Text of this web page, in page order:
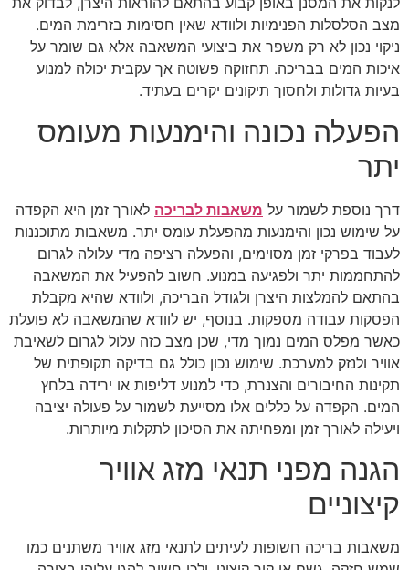
מצב הסלסלות הפנימיות ולוודא שאין חסימות בזרימת המים.
ניקוי נכון לא רק משפר את ביצועי המשאבה אלא גם שומר על
איכות המים בבריכה. תחזוקה פשוטה אך עקבית יכולה למנוע
בעיות גדולות ולחסוך תיקונים יקרים בעתיד.
הפעלה נכונה והימנעות מעומס
יתר
דרך נוספת לשמור על משאבות לבריכה לאורך זמן היא הקפדה
על שימוש נכון והימנעות מהפעלת עומס יתר. משאבות מתוכננות
לעבוד בפרקי זמן מסוימים, והפעלה רציפה מדי עלולה לגרום
להתחממות יתר ולפגיעה במנוע. חשוב להפעיל את המשאבה
בהתאם להמלצות היצרן ולגודל הבריכה, ולוודא שהיא מקבלת
הפסקות עבודה מספקות. בנוסף, יש לוודא שהמשאבה לא פועלת
כאשר מפלס המים נמוך מדי, שכן מצב כזה עלול לגרום לשאיבת
אוויר ולנזק למערכת. שימוש נכון כולל גם בדיקה תקופתית של
תקינות החיבורים והצנרת, כדי למנוע דליפות או ירידה בלחץ
המים. הקפדה על כללים אלו מסייעת לשמור על פעולה יציבה
ויעילה לאורך זמן ומפחיתה את הסיכון לתקלות מיותרות.
הגנה מפני תנאי מזג אוויר
קיצוניים
משאבות בריכה חשופות לעיתים לתנאי מזג אוויר משתנים כמו